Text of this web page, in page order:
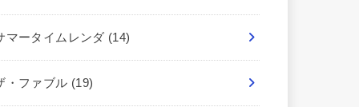
マータイムレンダ (14)
・ファブル (19)